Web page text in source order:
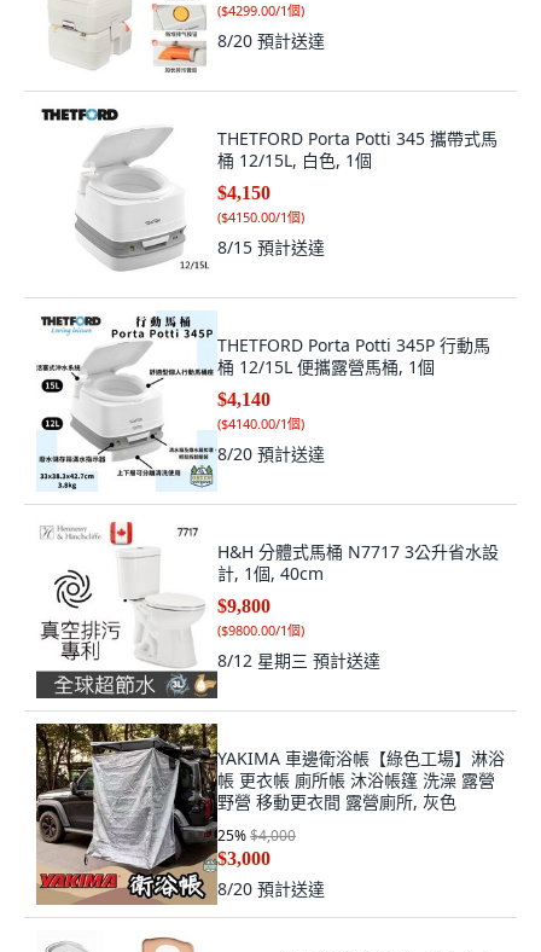
($4299.00/1個)
8/20 預計送達
THETFORD Porta Potti 345 攜帶式馬
桶 12/15L, 白色, 1個
$4,150
($4150.00/1個)
8/15 預計送達
THETFORD Porta Potti 345P 行動馬
桶 12/15L 便攜露營馬桶, 1個
$4,140
($4140.00/1個)
8/20 預計送達
H&H 分體式馬桶 N7717 3公升省水設
計, 1個, 40cm
$9,800
($9800.00/1個)
8/12 星期三 預計送達
YAKIMA 車邊衛浴帳【綠色工場】淋浴
帳 更衣帳 廁所帳 沐浴帳篷 洗澡 露營
野營 移動更衣間 露營廁所, 灰色
25%$4,000
$3,000
8/20 預計送達